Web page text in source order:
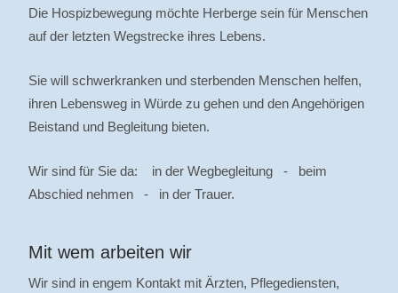
Die Hospizbewegung möchte Herberge sein für Menschen
auf der letzten Wegstrecke ihres Lebens.
Sie will schwerkranken und sterbenden Menschen helfen,
ihren Lebensweg in Würde zu gehen und den Angehörigen
Beistand und Begleitung bieten.
Wir sind für Sie da: in der Wegbegleitung - beim
Abschied nehmen - in der Trauer.
Mit wem arbeiten wir
Wir sind in engem Kontakt mit Ärzten, Pflegediensten,